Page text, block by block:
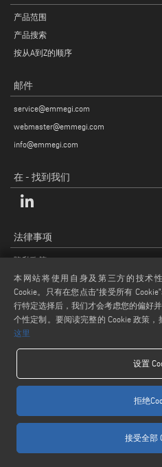
产品范围
产品搜索
按从A到Z的顺序
邮件
service@emmegi.com
webmaster@emmegi.com
info@emmegi.com
在 - 找到我们
法律事项
隐私政策
法律说明
COOKIE 政策
一般条款和条件
本网站将使用自身及第三方的技术
Cookie。只有在您点击“接受所有
行特定选择后，我们才会考虑您的偏好
个性定制。要阅读完整的 Cookie 政策
这里
设置
拒绝
接受全部